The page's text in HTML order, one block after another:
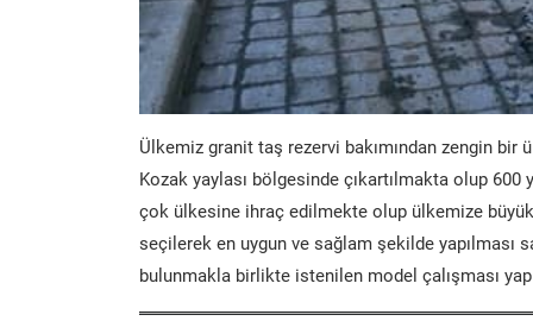
Ülkemiz granit taş rezervi bakımından zengin bir
Kozak yaylası bölgesinde çıkartılmakta olup
çok ülkesine ihraç edilmekte olup ülkemize
seçilerek en uygun ve sağlam şekilde yapılması
bulunmakla birlikte istenilen model çalışması